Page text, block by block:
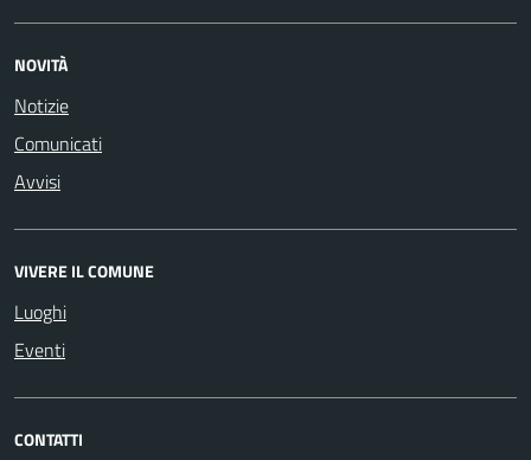
NOVITÀ
Notizie
Comunicati
Avvisi
VIVERE IL COMUNE
Luoghi
Eventi
CONTATTI